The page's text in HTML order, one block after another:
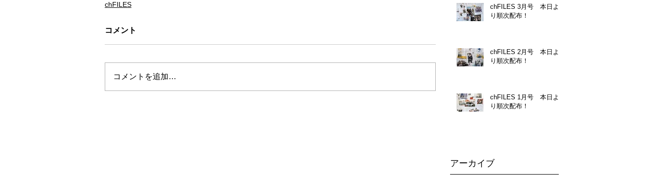
chFILES
コメント
コメントを追加…
chFILES 3月号 本日よ
り順次配布！
chFILES 2月号 本日よ
り順次配布！
chFILES 1月号 本日よ
り順次配布！
アーカイブ